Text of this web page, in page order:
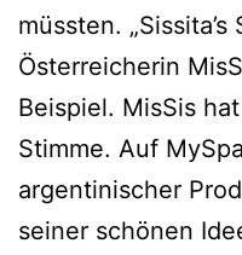
müssten.
Österreicherin
Beispiel. MisSis
Stimme. Auf
argentinischer
seiner schönen